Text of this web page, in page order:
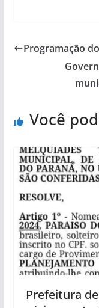
Programação
Você
Prefeitura